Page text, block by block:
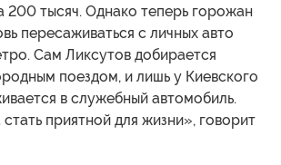
200 тысяч. Однако теперь горожан
пересаживаться с личных авто
Сам Ликсутов добирается
поездом, и лишь у Киевского
в служебный автомобиль.
приятной для жизни», говорит